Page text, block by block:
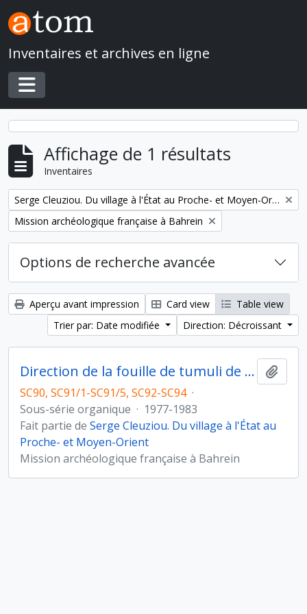
Skip to main content
Inventaires et archives en ligne
Toggle navigation
Affichage de 1 résultats
Inventaires
Remove filter:
Serge Cleuziou. Du village à l'État au Proche- et Moyen-Orient
Remove filter:
Mission archéologique française à Bahrein
Options de recherche avancée
Aperçu avant impression Card view
Table view
Trier par: Date modifiée
Direction: Décroissant
Direction de la fouille de tumuli de l'Age du Bronze à Umm Jidr, Bahreïn (novembre 1979)
SC90, SC91/1-SC91/5, SC92-SC94 ·
Sous-série organique · 1977-1983
Fait partie de Serge Cleuziou. Du village à l'État au
Proche- et Moyen-Orient
Mission archéologique française à Bahrein